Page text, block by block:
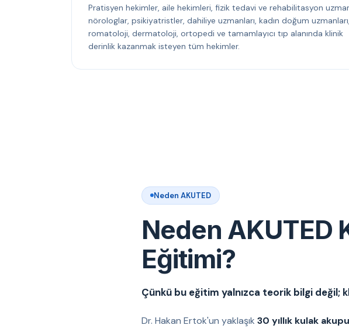
Pratisyen hekimler, aile hekimleri, fizik tedavi ve rehabilitasyon
nörologlar, psikiyatristler, dahiliye uzmanları, kadın doğum uzmanları,
romatoloji, dermatoloji, ortopedi ve tamamlayıcı tıp alanında klinik
derinlik kazanmak isteyen tüm hekimler.
Neden AKUTED
Neden
Eğitimi?
Çünkü bu eğitim yalnızca teorik bilgi değil;
Dr. Hakan Ertok'un yaklaşık 30 yıllık kulak